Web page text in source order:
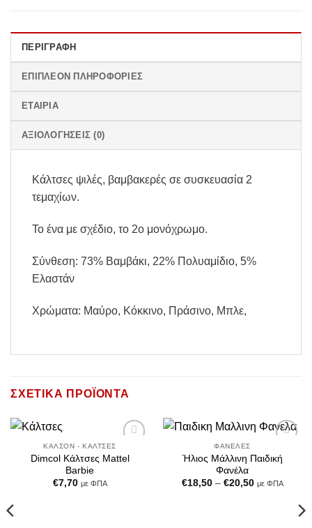
ΠΕΡΙΓΡΑΦΉ
ΕΠΙΠΛΈΟΝ ΠΛΗΡΟΦΟΡΊΕΣ
ΕΤΑΙΡΊΑ
ΑΞΙΟΛΟΓΉΣΕΙΣ (0)
Κάλτσες ψιλές, βαμβακερές σε συσκευασία 2
τεμαχίων.
Το ένα με σχέδιο, το 2ο μονόχρωμο.
Σύνθεση: 73% Βαμβάκι, 22% Πολυαμίδιο, 5%
Ελαστάν
Χρώματα: Μαύρο, Κόκκινο, Πράσινο, Μπλε,
ΣΧΕΤΙΚΆ ΠΡΟΪΌΝΤΑ
Wishlist
ΚΑΛΣΌΝ - ΚΆΛΤΣΕΣ
Dimcol Κάλτσες Mattel
Barbie
€7,70 με ΦΠΑ
Wishlist
ΦΑΝΈΛΕΣ
Ήλιος Μάλλινη Παιδική
Φανέλα
€18,50 – €20,50Price
με ΦΠΑ